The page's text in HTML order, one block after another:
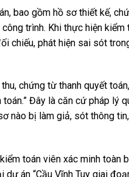
bao gồm hồ sơ thiết kế,
trình. Khi thực hiện
chiếu, phát hiện sai sót
chứng từ thanh quyết
Đây là căn cứ pháp lý
nào bị làm giả, sót thông
toán viên xác minh toàn
án “Cầu Vĩnh Tuy giai